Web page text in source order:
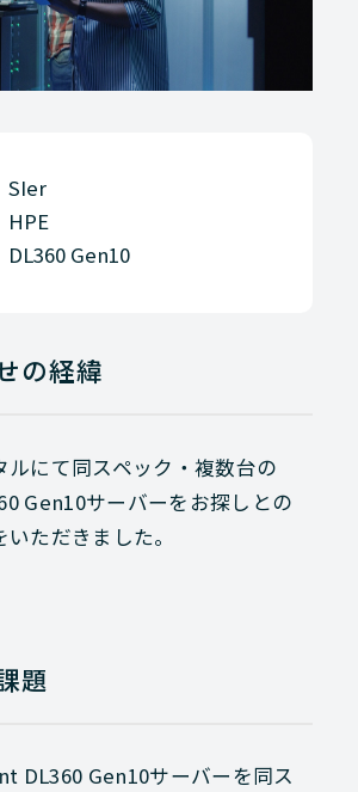
SIer
HPE
DL360 Gen10
の経緯
にて同スペック・複数台の
Gen10サーバーをお探しとの
ただきました。
題
DL360 Gen10サーバーを同ス